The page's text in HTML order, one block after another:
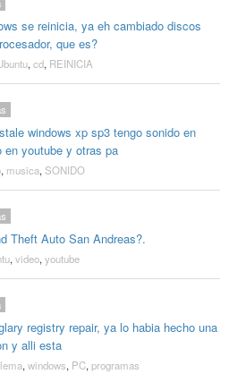
se reinicia, ya eh cambiado discos
que es?
, cd, REINICIA
windows xp sp3 tengo sonido en
en youtube y otras pa
, musica, SONIDO
Theft Auto San Andreas?.
, video, youtube
registry repair, ya lo habia hecho una
y alli esta
, windows, PC, programas